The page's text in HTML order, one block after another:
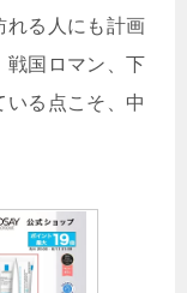
れる人にも計画
戦国ロマン、下
いる点こそ、中